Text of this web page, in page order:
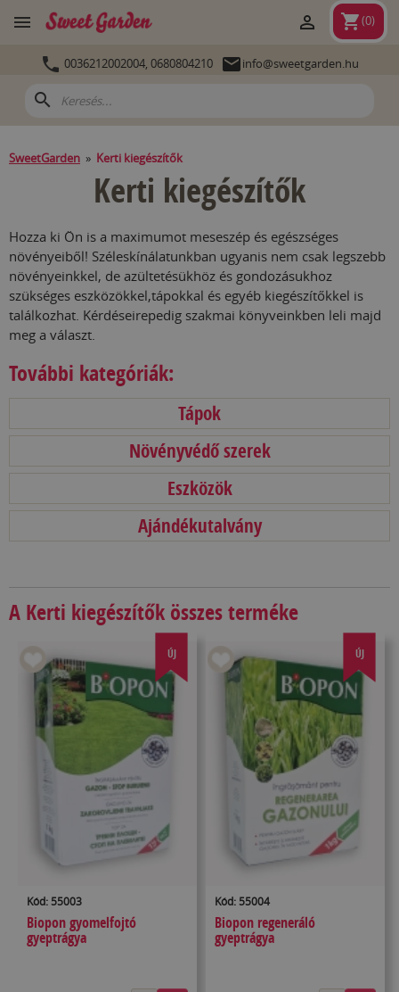
 shopping_cart(0)

 0036212002004, 0680804210 info@sweetgarden.hu
search
SweetGarden » Kerti kiegészítők
Kerti kiegészítők
Hozza ki Ön is a maximumot meseszép és egészséges
növényeiből! Széleskínálatunkban ugyanis nem csak legszebb
növényeinkkel, de azültetésükhöz és gondozásukhoz
szükséges eszközökkel,tápokkal és egyéb kiegészítőkkel is
találkozhat. Kérdéseirepedig szakmai könyveinkben leli majd
meg a választ.
További kategóriák:
Tápok
Növényvédő szerek
Eszközök
Ajándékutalvány
A Kerti kiegészítők összes terméke
ÚJ
Kód: 55003
Biopon gyomelfojtó
gyeptrágya
ÚJ
Kód: 55004
Biopon regeneráló
gyeptrágya